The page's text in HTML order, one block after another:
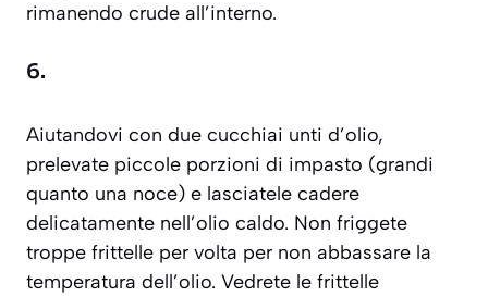
rimanendo crude all’interno.
6.
Aiutandovi con due cucchiai unti d’olio,
prelevate piccole porzioni di impasto (grandi
quanto una noce) e lasciatele cadere
delicatamente nell’olio caldo. Non friggete
troppe frittelle per volta per non abbassare la
temperatura dell’olio. Vedrete le frittelle